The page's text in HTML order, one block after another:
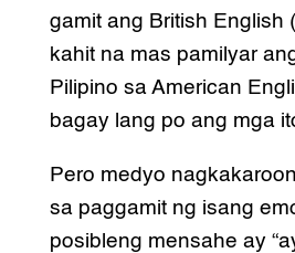
gamit ang British English
kahit na mas pamilyar
Pilipino sa American
bagay lang po ang mga
Pero medyo
sa paggamit ng isang
posibleng mensahe ay